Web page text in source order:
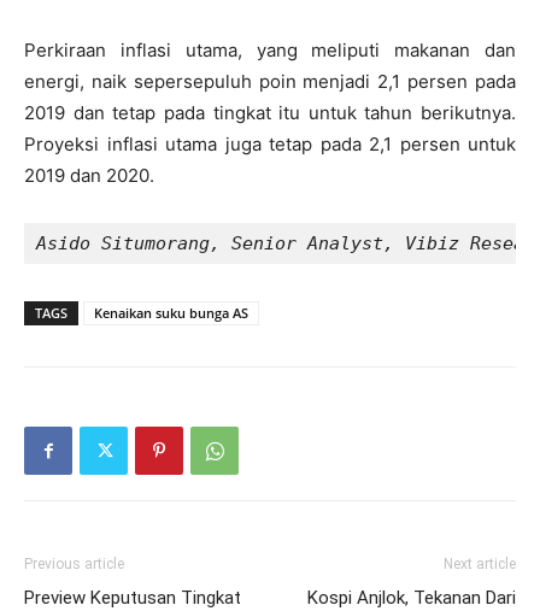
Perkiraan inflasi utama, yang meliputi makanan dan
energi, naik sepersepuluh poin menjadi 2,1 persen pada
2019 dan tetap pada tingkat itu untuk tahun berikutnya.
Proyeksi inflasi utama juga tetap pada 2,1 persen untuk
2019 dan 2020.
Asido Situmorang, Senior Analyst, Vibiz
TAGS Kenaikan suku bunga AS
Previous article
Preview Keputusan Tingkat
Next article
Kospi Anjlok, Tekanan Dari